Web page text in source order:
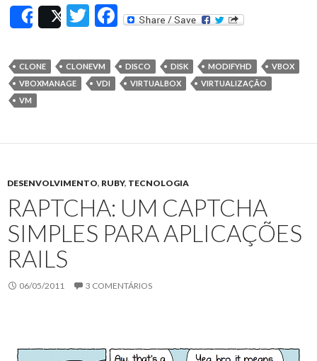
SharePostT
itt
er
F
e
b
k
CLONE CLONEVM DISCO DISK MODIFYHD
VBOX
VBOXMANAGE
VDI VIRTUALBOX
VIRTUALIZAÇÃO
VM
DESENVOLVIMENTO, RUBY, TECNOLOGIA
RAPTCHA: UM CAPTCHA
SIMPLES PARA APLICAÇÕES
RAILS
06/05/2011 3 COMENTÁRIOS